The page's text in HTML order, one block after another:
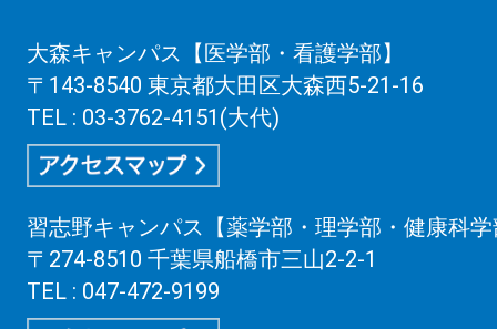
大森キャンパス【医学部・看護学部】
〒143-8540 東京都大田区大森西5-21-16
TEL : 03-3762-4151(大代)
習志野キャンパス【薬学部・理学部・健康科
〒274-8510 千葉県船橋市三山2-2-1
TEL : 047-472-9199